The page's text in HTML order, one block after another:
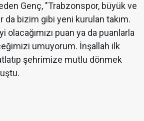
Genç, "Trabzonspor, büyük ve
da bizim gibi yeni kurulan takım.
olacağımızı puan ya da puanlarla
umuyorum. İnşallah ilk
şehrimize mutlu dönmek